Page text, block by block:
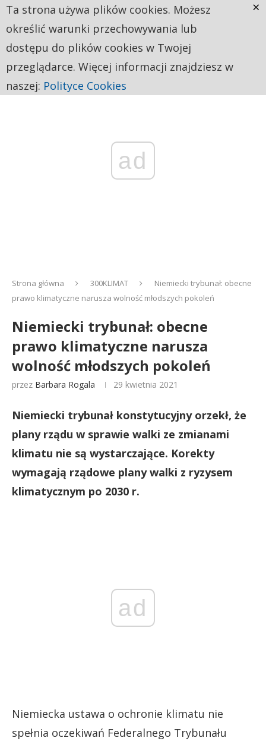
ad
Strona główna 300KLIMAT
Niemiecki trybunał: obecne
prawo klimatyczne narusza wolność młodszych pokoleń
Niemiecki trybunał: obecne
prawo klimatyczne narusza
wolność młodszych pokoleń
przez Barbara Rogala 29 kwietnia 2021
Niemiecki trybunał konstytucyjny orzekł, że
plany rządu w sprawie walki ze zmianami
klimatu nie są wystarczające. Korekty
wymagają rządowe plany walki z ryzysem
klimatycznym po 2030 r.
ad
Niemiecka ustawa o ochronie klimatu nie
spełnia oczekiwań Federalnego Trybunału
Ta strona używa plików cookies. Możesz
określić warunki przechowywania lub
dostępu do plików cookies w Twojej
przeglądarce. Więcej informacji znajdziesz w
naszej: Polityce Cookies
×